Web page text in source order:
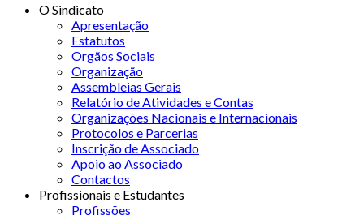
O Sindicato
Apresentação
Estatutos
Orgãos Sociais
Organização
Assembleias Gerais
Relatório de Atividades e Contas
Organizações Nacionais e Internacionais
Protocolos e Parcerias
Inscrição de Associado
Apoio ao Associado
Contactos
Profissionais e Estudantes
Profissões